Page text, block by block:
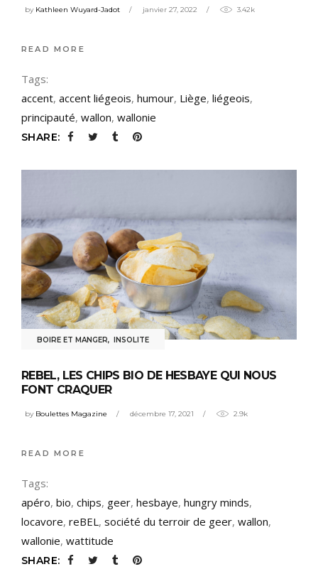
by Kathleen Wuyard-Jadot janvier 27, 2022 3.42k
READ MORE
Tags:
accent, accent liégeois, humour, Liège, liégeois,
principauté, wallon, wallonie
SHARE:
BOIRE ET MANGER, INSOLITE
REBEL, LES CHIPS BIO DE HESBAYE QUI NOUS
FONT CRAQUER
by Boulettes Magazine décembre 17, 2021 2.9k
READ MORE
Tags:
apéro, bio, chips, geer, hesbaye, hungry minds,
locavore, reBEL , société du terroir de geer, wallon,
wallonie, wattitude
SHARE: